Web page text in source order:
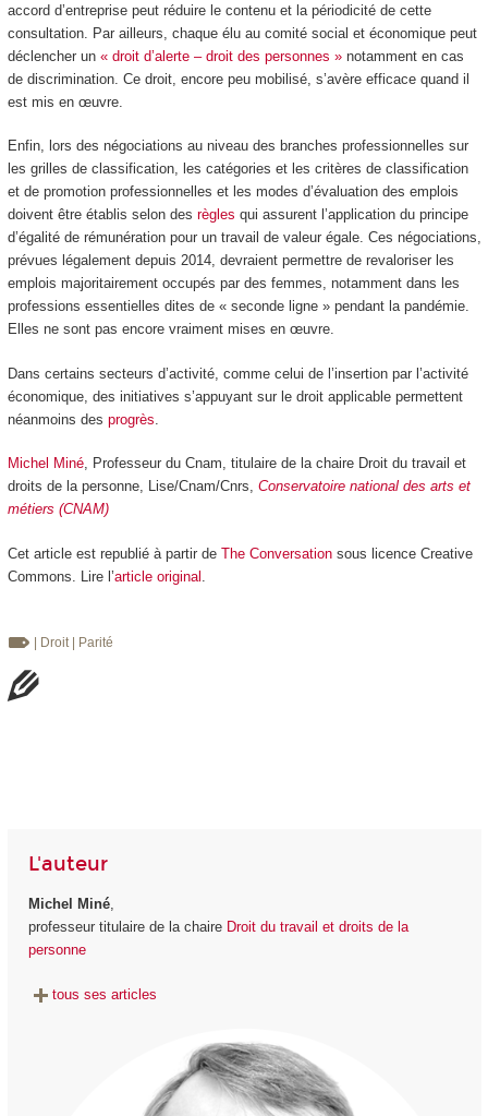
accord d’entreprise peut réduire le contenu et la périodicité de cette
consultation. Par ailleurs, chaque élu au comité social et économique peut
déclencher un « droit d’alerte – droit des personnes »notamment en cas
de discrimination. Ce droit, encore peu mobilisé, s’avère efficace quand il
est mis en œuvre.
Enfin, lors des négociations au niveau des branches professionnelles sur
les grilles de classification, les catégories et les critères de classification
et de promotion professionnelles et les modes d’évaluation des emplois
doivent être établis selon des règles qui assurent l’application du principe
d’égalité de rémunération pour un travail de valeur égale. Ces négociations,
prévues légalement depuis 2014, devraient permettre de revaloriser les
emplois majoritairement occupés par des femmes, notamment dans les
professions essentielles dites de « seconde ligne » pendant la pandémie.
Elles ne sont pas encore vraiment mises en œuvre.
Dans certains secteurs d’activité, comme celui de l’insertion par l’activité
économique, des initiatives s’appuyant sur le droit applicable permettent
néanmoins des progrès
Michel Miné, Professeur du Cnam, titulaire de la chaire Droit du travail et
droits de la personne, Lise/Cnam/Cnrs, Conservatoire national des arts et
métiers (CNAM)
Cet article est republié à partir de The Conversationsous licence Creative
Commons. Lire l’article original
| Droit | Parité
L'auteur
Michel Miné,
professeur titulaire de la chaire Droit du travail et droits de la
personne
tous ses articles